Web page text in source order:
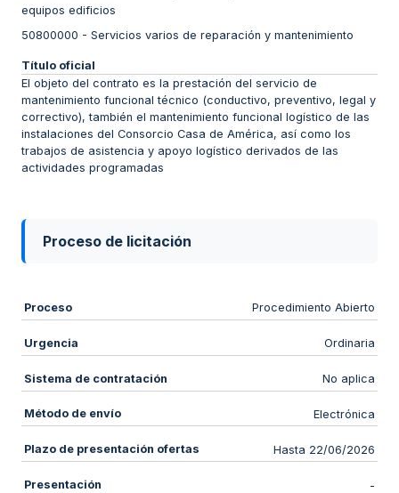
equipos edificios
50800000 - Servicios varios de reparación y mantenimiento
Título oficial
El objeto del contrato es la prestación del servicio de
mantenimiento funcional técnico (conductivo, preventivo, legal y
correctivo), también el mantenimiento funcional logístico de las
instalaciones del Consorcio Casa de América, así como los
trabajos de asistencia y apoyo logístico derivados de las
actividades programadas
Proceso de licitación
Proceso Procedimiento Abierto
Urgencia Ordinaria
Sistema de contratación No aplica
Método de envío Electrónica
Plazo de presentación ofertas Hasta 22/06/2026
Presentación -